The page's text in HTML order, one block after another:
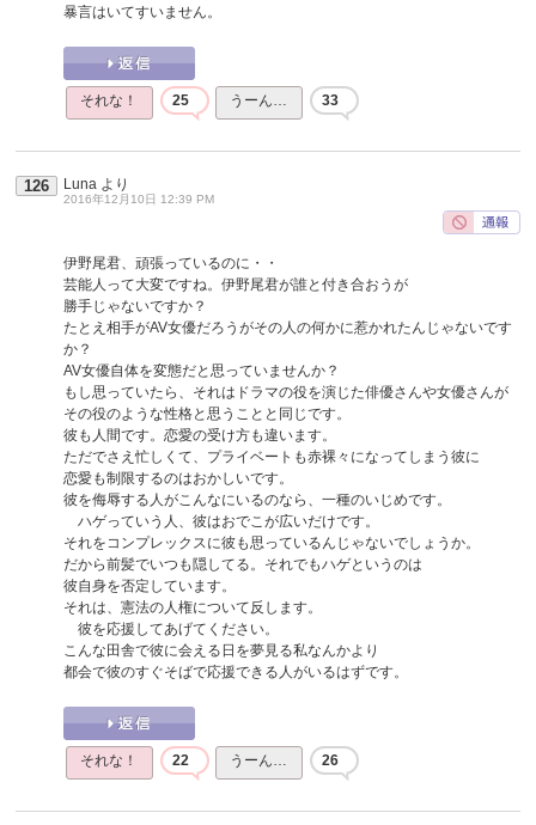
暴言はいてすいません。
それな！ 25 うーん… 33
126 Luna より
2016年12月10日 12:39 PM
伊野尾君、頑張っているのに・・
芸能人って大変ですね。伊野尾君が誰と付き合おうが
勝手じゃないですか？
たとえ相手がAV女優だろうがその人の何かに惹かれたんじゃないです
か？
AV女優自体を変態だと思っていませんか？
もし思っていたら、それはドラマの役を演じた俳優さんや女優さんが
その役のような性格と思うことと同じです。
彼も人間です。恋愛の受け方も違います。
ただでさえ忙しくて、プライベートも赤裸々になってしまう彼に
恋愛も制限するのはおかしいです。
彼を侮辱する人がこんなにいるのなら、一種のいじめです。
ハゲっていう人、彼はおでこが広いだけです。
それをコンプレックスに彼も思っているんじゃないでしょうか。
だから前髪でいつも隠してる。それでもハゲというのは
彼自身を否定しています。
それは、憲法の人権について反します。
彼を応援してあげてください。
こんな田舎で彼に会える日を夢見る私なんかより
都会で彼のすぐそばで応援できる人がいるはずです。
それな！ 22 うーん… 26